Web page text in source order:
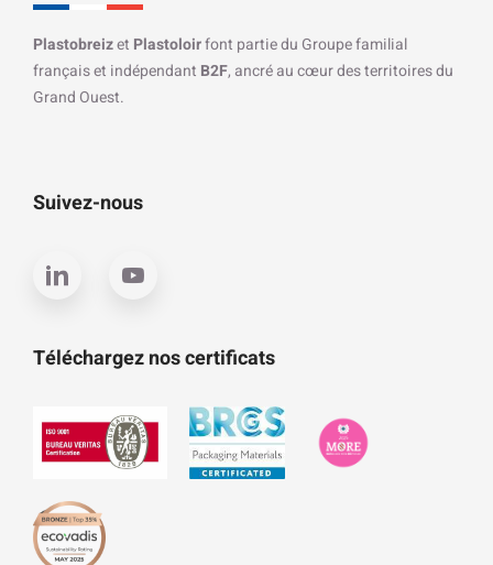
Plastobreizet Plastoloirfont partie du Groupe familial
français et indépendant B2F, ancré au cœur des territoires du
Grand Ouest.
Suivez-nous
Téléchargez nos certificats